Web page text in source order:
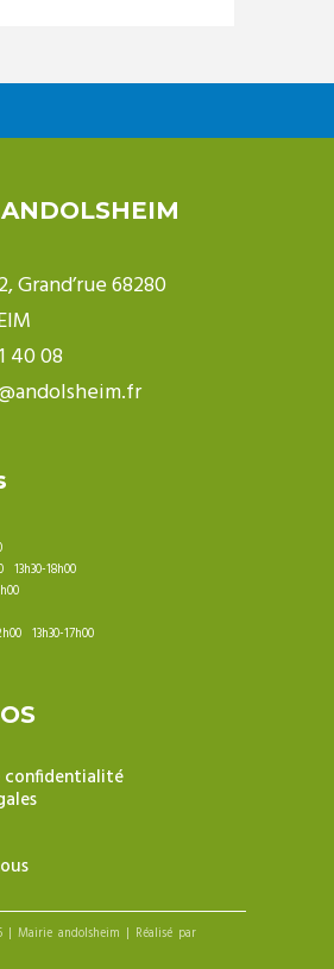
Grand’rue 68280
40 08
13h30-18h00
13h30-17h00
confidentialité
Mairie andolsheim | Réalisé par